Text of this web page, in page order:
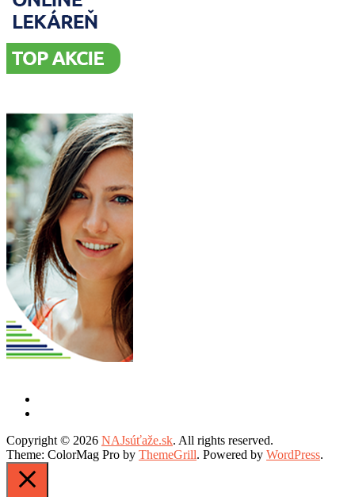
Copyright © 2026 NAJsúťaže.sk. All rights reserved.
Theme: ColorMag Pro by ThemeGrill. Powered by WordPress.